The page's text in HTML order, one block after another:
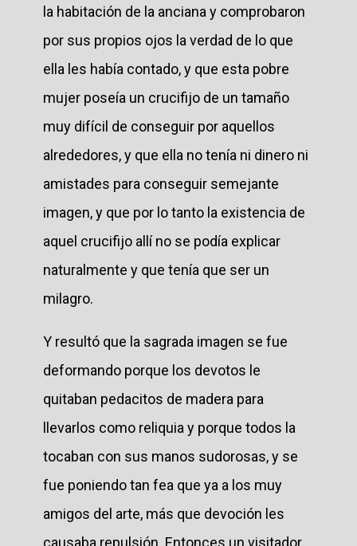
la habitación de la anciana y comprobaron
por sus propios ojos la verdad de lo que
ella les había contado, y que esta pobre
mujer poseía un crucifijo de un tamaño
muy difícil de conseguir por aquellos
alrededores, y que ella no tenía ni dinero ni
amistades para conseguir semejante
imagen, y que por lo tanto la existencia de
aquel crucifijo allí no se podía explicar
naturalmente y que tenía que ser un
milagro.
Y resultó que la sagrada imagen se fue
deformando porque los devotos le
quitaban pedacitos de madera para
llevarlos como reliquia y porque todos la
tocaban con sus manos sudorosas, y se
fue poniendo tan fea que ya a los muy
amigos del arte, más que devoción les
causaba repulsión. Entonces un visitador